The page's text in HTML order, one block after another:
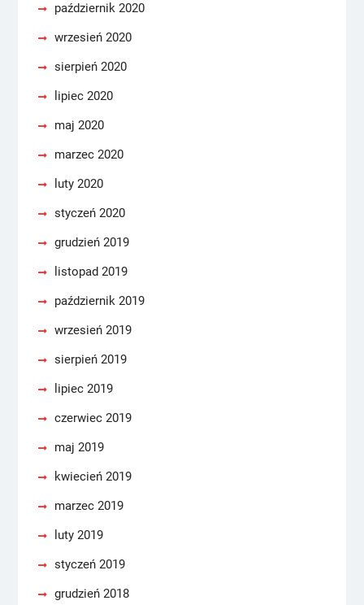
październik 2020
wrzesień 2020
sierpień 2020
lipiec 2020
maj 2020
marzec 2020
luty 2020
styczeń 2020
grudzień 2019
listopad 2019
październik 2019
wrzesień 2019
sierpień 2019
lipiec 2019
czerwiec 2019
maj 2019
kwiecień 2019
marzec 2019
luty 2019
styczeń 2019
grudzień 2018